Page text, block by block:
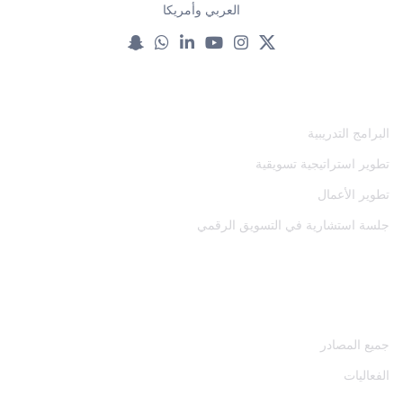
العربي وأمريكا
البرامج التدريبية
تطوير استراتيجية تسويقية
تطوير الأعمال
جلسة استشارية في التسويق الرقمي
جميع المصادر
الفعاليات